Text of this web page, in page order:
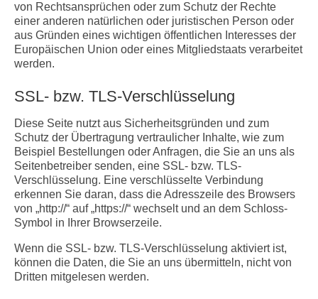
von Rechtsansprüchen oder zum Schutz der Rechte
einer anderen natürlichen oder juristischen Person oder
aus Gründen eines wichtigen öffentlichen Interesses der
Europäischen Union oder eines Mitgliedstaats verarbeitet
werden.
SSL- bzw. TLS-Verschlüsselung
Diese Seite nutzt aus Sicherheitsgründen und zum
Schutz der Übertragung vertraulicher Inhalte, wie zum
Beispiel Bestellungen oder Anfragen, die Sie an uns als
Seitenbetreiber senden, eine SSL- bzw. TLS-
Verschlüsselung. Eine verschlüsselte Verbindung
erkennen Sie daran, dass die Adresszeile des Browsers
von „http://“ auf „https://“ wechselt und an dem Schloss-
Symbol in Ihrer Browserzeile.
Wenn die SSL- bzw. TLS-Verschlüsselung aktiviert ist,
können die Daten, die Sie an uns übermitteln, nicht von
Dritten mitgelesen werden.